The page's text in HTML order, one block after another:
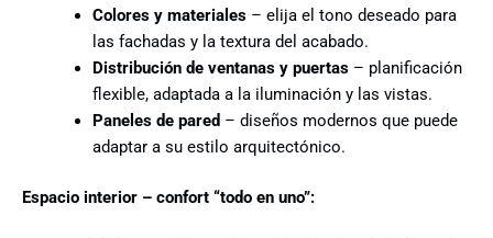
Colores y materiales– elija el tono deseado para
las fachadas y la textura del acabado.
Distribución de ventanas y puertas– planificación
flexible, adaptada a la iluminación y las vistas.
Paneles de pared – diseños modernos que puede
adaptar a su estilo arquitectónico.
Espacio interior – confort “todo en uno”: